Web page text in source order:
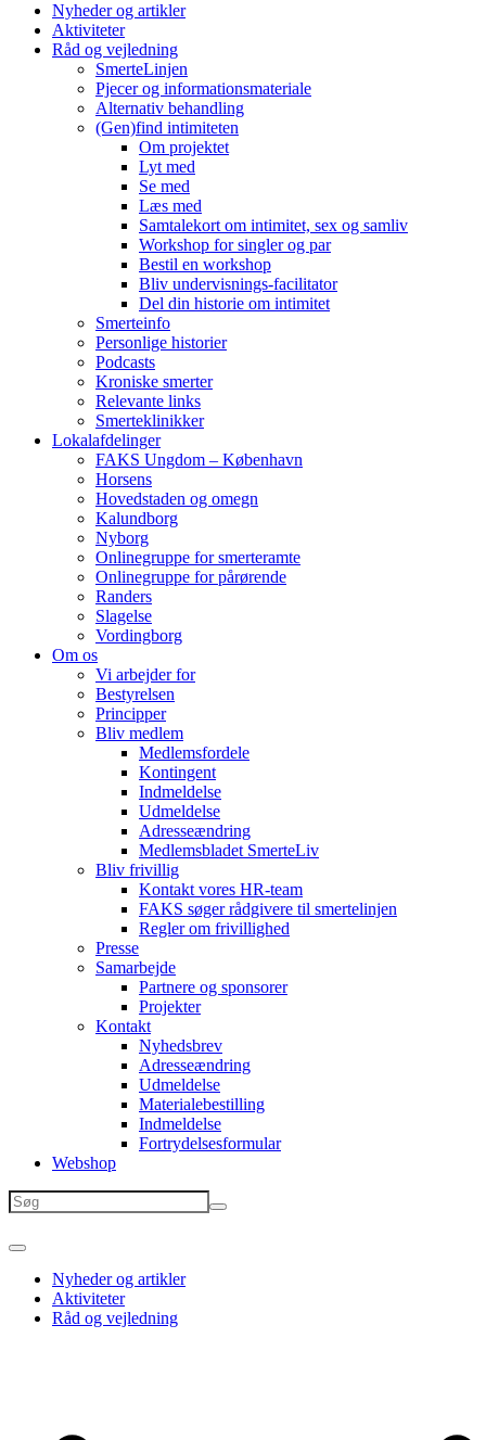
Nyheder og artikler
Aktiviteter
Råd og vejledning
SmerteLinjen
Pjecer og informationsmateriale
Alternativ behandling
(Gen)find intimiteten
Om projektet
Lyt med
Se med
Læs med
Samtalekort om intimitet, sex og samliv
Workshop for singler og par
Bestil en workshop
Bliv undervisnings-facilitator
Del din historie om intimitet
Smerteinfo
Personlige historier
Podcasts
Kroniske smerter
Relevante links
Smerteklinikker
Lokalafdelinger
FAKS Ungdom – København
Horsens
Hovedstaden og omegn
Kalundborg
Nyborg
Onlinegruppe for smerteramte
Onlinegruppe for pårørende
Randers
Slagelse
Vordingborg
Om os
Vi arbejder for
Bestyrelsen
Principper
Bliv medlem
Medlemsfordele
Kontingent
Indmeldelse
Udmeldelse
Adresseændring
Medlemsbladet SmerteLiv
Bliv frivillig
Kontakt vores HR-team
FAKS søger rådgivere til smertelinjen
Regler om frivillighed
Presse
Samarbejde
Partnere og sponsorer
Projekter
Kontakt
Nyhedsbrev
Adresseændring
Udmeldelse
Materialebestilling
Indmeldelse
Fortrydelsesformular
Webshop
Nyheder og artikler
Aktiviteter
Råd og vejledning